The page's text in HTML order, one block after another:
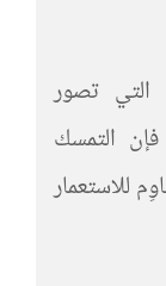
التي تصور
فإن التمسك
للاستعمار